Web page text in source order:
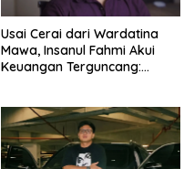
Usai Cerai dari Wardatina
Mawa, Insanul Fahmi Akui
Keuangan Terguncang: